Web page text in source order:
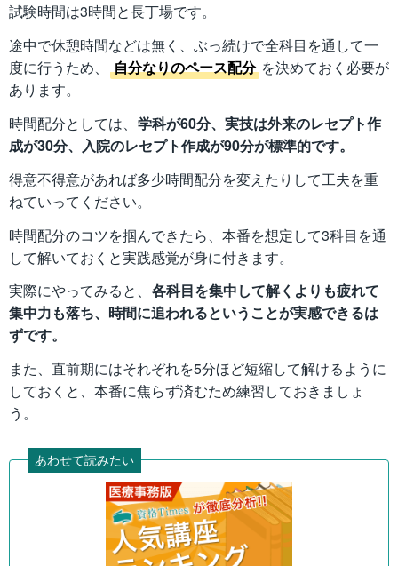
試験時間は3時間と長丁場です。
途中で休憩時間などは無く、ぶっ続けで全科目を通して一
度に行うため、
自分なりのペース配分 を決めておく必要が
あります。
時間配分としては、 学科が60分、実技は外来のレセプト作
成が30分、入院のレセプト作成が90分が標準的です。
得意不得意があれば多少時間配分を変えたりして工夫を重
ねていってください。
時間配分のコツを掴んできたら、本番を想定して3科目を通
して解いておくと実践感覚が身に付きます。
実際にやってみると、 各科目を集中して解くよりも疲れて
集中力も落ち、時間に追われるということが実感できるは
ずです。
また、直前期にはそれぞれを5分ほど短縮して解けるように
しておくと、本番に焦らず済むため練習しておきましょ
う。
あわせて読みたい